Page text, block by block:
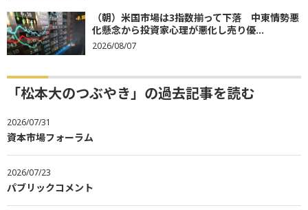
（朝）米国市場は3指数揃って下落 中東情勢悪
化懸念から投資家心理が悪化し売り優...
2026/08/07
「松本大のつぶやき」の過去記事を読む
2026/07/31
資本市場フォーラム
2026/07/23
パブリックコメント